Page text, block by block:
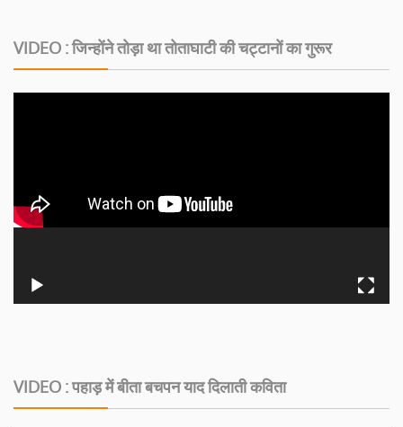
VIDEO : जिन्होंने तोड़ा था तोताघाटी की चट्टानों का गुरूर
VIDEO : पहाड़ में बीता बचपन याद दिलाती कविता